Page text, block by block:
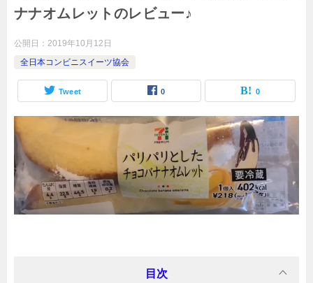
ナナオムレットのレビュー♪
公開日： 2019年10月12日
全日本コンビニスイーツ協会
Tweet 0 0
目次